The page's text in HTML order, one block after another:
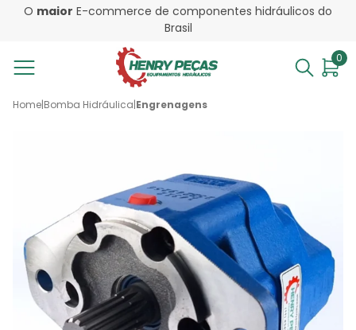
O maior E-commerce de componentes hidráulicos do
Brasil
0
Home|Bomba Hidráulica|Engrenagens